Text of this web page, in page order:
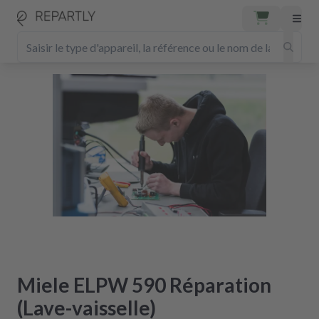
Miele ELPW 590 Réparation
(Lave-vaisselle)